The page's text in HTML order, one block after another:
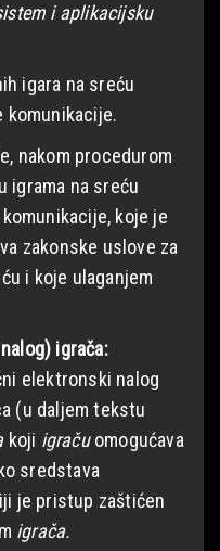
i aplikacijsku
igara na sreću
nakom procedurom
igrama na sreću
koje je
zakonske uslove za
i koje ulaganjem
igrača:
elektronski nalog
(u daljem tekstu
koji igračuomogućava
sredstava
je pristup zaštićen
igrača.